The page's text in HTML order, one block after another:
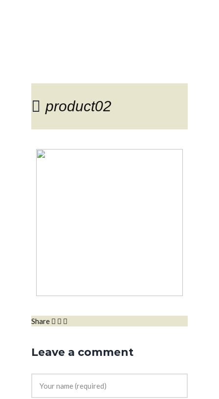
product02
Share
Leave a comment